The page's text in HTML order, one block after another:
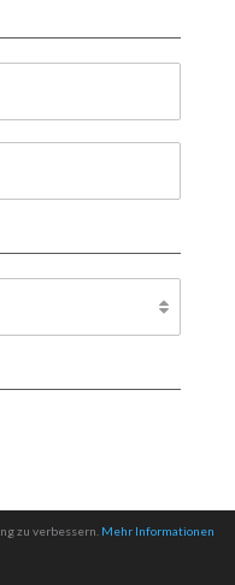
zu verbessern. Mehr Informationen